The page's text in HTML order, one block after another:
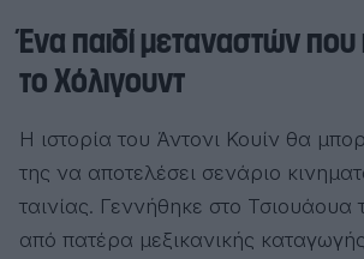
Ένα παιδί μεταναστών που
το Χόλιγουντ
Η ιστορία του Άντονι Κουίν θα
της να αποτελέσει σενάριο
ταινίας. Γεννήθηκε στο Τσιουάουα
από πατέρα μεξικανικής